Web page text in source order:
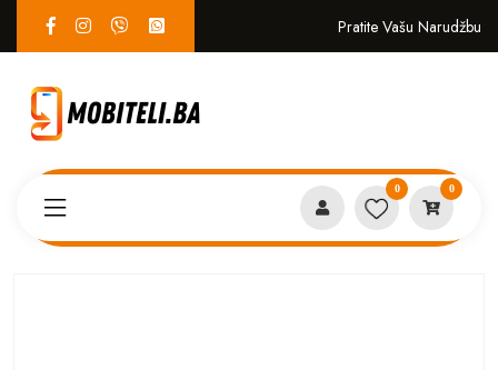
Pratite Vašu Narudžbu
0 0
KING KONG 5 tipka za glasnoću